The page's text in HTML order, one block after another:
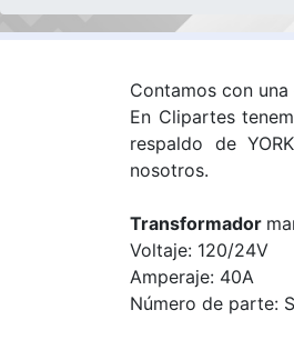
Contamos con
En Clipartes
respaldo de
nosotros.
Transformador
Voltaje: 120/24V
Amperaje: 40A
Número de parte: